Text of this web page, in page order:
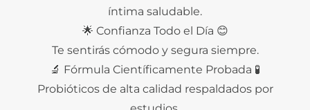
íntima saludable.
🌟 Confianza Todo el Día 😊
Te sentirás cómodo y segura siempre.
🔬 Fórmula Científicamente Probada 🧪
Probióticos de alta calidad respaldados por